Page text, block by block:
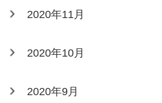
2020年11月
2020年10月
2020年9月